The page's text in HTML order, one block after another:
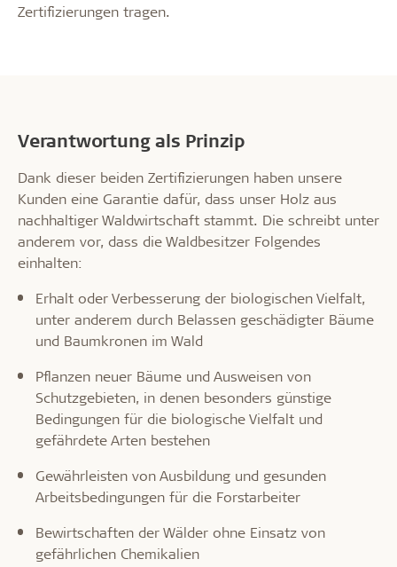
Zertifizierungen tragen.
Verantwortung als Prinzip
Dank dieser beiden Zertifizierungen haben unsere
Kunden eine Garantie dafür, dass unser Holz aus
nachhaltiger Waldwirtschaft stammt. Die schreibt unter
anderem vor, dass die Waldbesitzer Folgendes
einhalten:
Erhalt oder Verbesserung der biologischen Vielfalt,
unter anderem durch Belassen geschädigter Bäume
und Baumkronen im Wald
Pflanzen neuer Bäume und Ausweisen von
Schutzgebieten, in denen besonders günstige
Bedingungen für die biologische Vielfalt und
gefährdete Arten bestehen
Gewährleisten von Ausbildung und gesunden
Arbeitsbedingungen für die Forstarbeiter
Bewirtschaften der Wälder ohne Einsatz von
gefährlichen Chemikalien